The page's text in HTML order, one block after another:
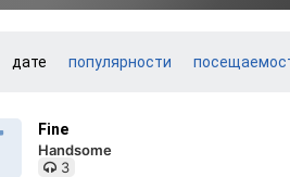
дате популярности
Fine
Handsome
3